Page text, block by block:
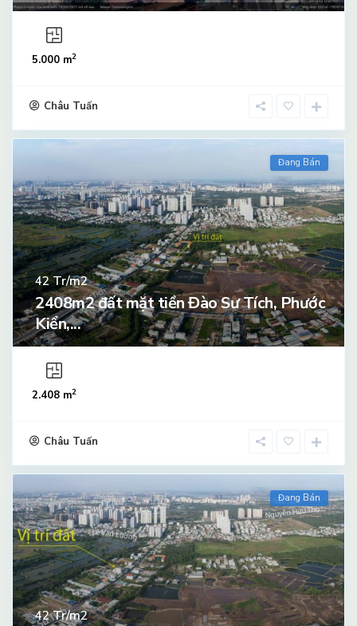
5.000 m2
Châu Tuấn
Đang Bán
42Tr/m2
2408m2 đất mặt tiền Đào Sư Tích, Phước
Kiển,...
2.408 m2
Châu Tuấn
Đang Bán
42Tr/m2